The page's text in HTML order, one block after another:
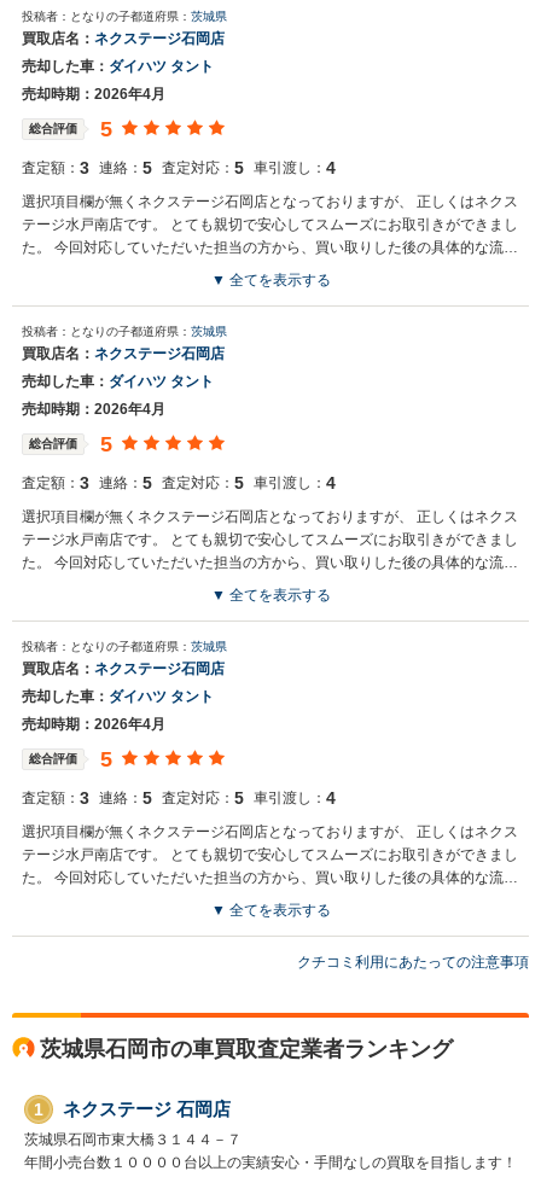
投稿者：となりの子都道府県： 茨城県
買取店名： ネクステージ石岡店
売却した車： ダイハツ タント
売却時期：2026年4月
総合評価 5
査定額： 3 連絡： 5 査定対応： 5 車引渡し： 4
選択項目欄が無くネクステージ石岡店となっておりますが、 正しくはネクス
テージ水戸南店です。 とても親切で安心してスムーズにお取引きができまし
た。 今回対応していただいた担当の方から、買い取りした後の具体的な流れ
の説明や、責任者からの挨拶のお礼などしていただきました。 また、陸運送
買取店からの返信
お世話になっております。株式会社ネクステージでございます。この
度はネクステージをご利用いただきまして誠にありがとうございまし
た。弊社スタッフの接客をお褒め頂き光栄です。今後もご満足いただ
けるよう精進してまいります。スタッフ一同、またのご利用お待ちし
▼ 全てを表示する
投稿者：となりの子都道府県： 茨城県
買取店名： ネクステージ石岡店
売却した車： ダイハツ タント
売却時期：2026年4月
総合評価 5
査定額： 3 連絡： 5 査定対応： 5 車引渡し： 4
選択項目欄が無くネクステージ石岡店となっておりますが、 正しくはネクス
テージ水戸南店です。 とても親切で安心してスムーズにお取引きができまし
た。 今回対応していただいた担当の方から、買い取りした後の具体的な流れ
の説明や、責任者からの挨拶のお礼などしていただきました。 また、陸運送
買取店からの返信
お世話になっております。株式会社ネクステージでございます。この
度はネクステージをご利用いただきまして誠にありがとうございまし
た。弊社スタッフの接客をお褒め頂き光栄です。今後もご満足いただ
けるよう精進してまいります。スタッフ一同、またのご利用お待ちし
▼ 全てを表示する
投稿者：となりの子都道府県： 茨城県
買取店名： ネクステージ石岡店
売却した車： ダイハツ タント
売却時期：2026年4月
総合評価 5
査定額： 3 連絡： 5 査定対応： 5 車引渡し： 4
選択項目欄が無くネクステージ石岡店となっておりますが、 正しくはネクス
テージ水戸南店です。 とても親切で安心してスムーズにお取引きができまし
た。 今回対応していただいた担当の方から、買い取りした後の具体的な流れ
の説明や、責任者からの挨拶のお礼などしていただきました。 また、陸運送
買取店からの返信
お世話になっております。株式会社ネクステージでございます。この
た。弊社スタッフの接客をお褒め頂き光栄です。今後もご満足いただ
けるよう精進してまいります。スタッフ一同、またのご利用お待ちし
ております。
▼ 全てを表示する
クチコミ利用にあたっての注意事項
茨城県石岡市の車買取査定業者ランキング
1 ネクステージ 石岡店
茨城県石岡市東大橋３１４４－７
年間小売台数１００００台以上の実績安心・手間なしの買取を目指します！